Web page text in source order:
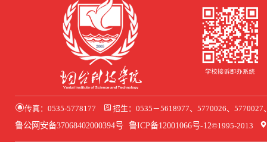
传真：0535-5778177 招生：0535－5618977、5770026、
鲁公网安备37068402000394号 鲁ICP备12001066号-12©1995-2013